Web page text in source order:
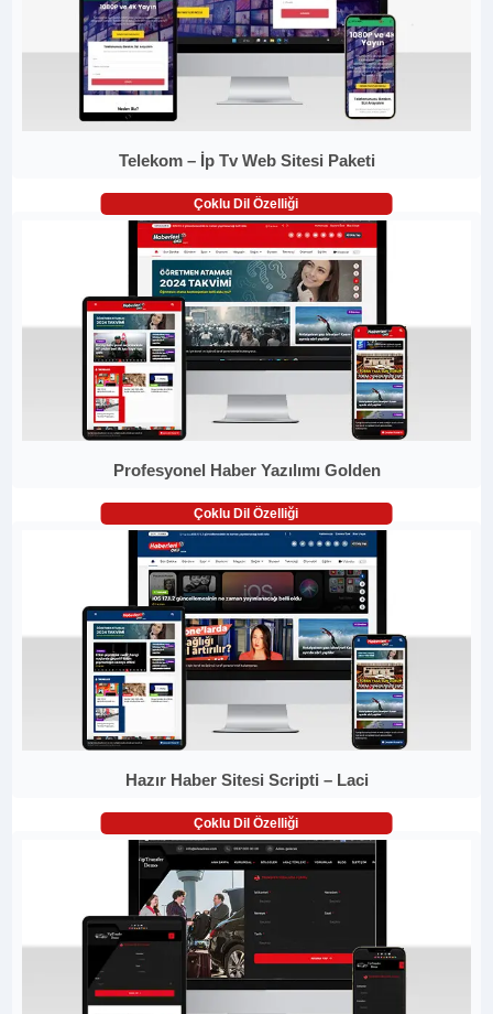
Telekom – İp Tv Web Sitesi Paketi
Çoklu Dil Özelliği
Profesyonel Haber Yazılımı Golden
Çoklu Dil Özelliği
Hazır Haber Sitesi Scripti – Laci
Çoklu Dil Özelliği